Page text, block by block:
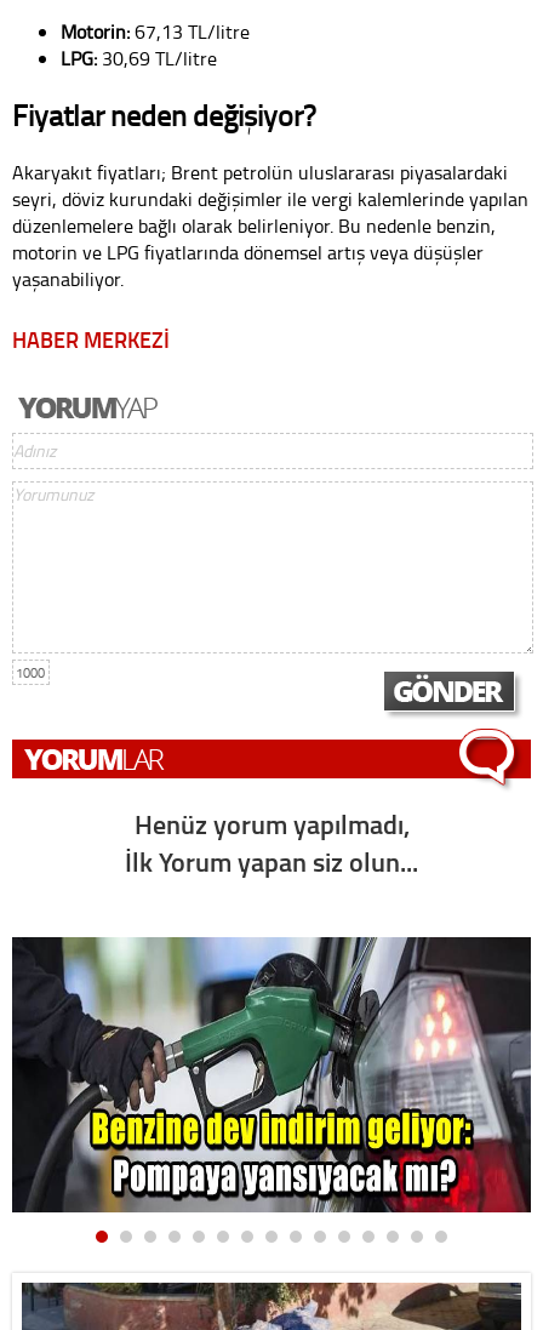
Motorin:67,13 TL/litre
LPG: 30,69 TL/litre
Fiyatlar neden değişiyor?
Akaryakıt fiyatları; Brent petrolün uluslararası piyasalardaki
seyri, döviz kurundaki değişimler ile vergi kalemlerinde yapılan
düzenlemelere bağlı olarak belirleniyor. Bu nedenle benzin,
motorin ve LPG fiyatlarında dönemsel artış veya düşüşler
yaşanabiliyor.
HABER MERKEZİ
1000
Henüz yorum yapılmadı,
İlk Yorum yapan siz olun...